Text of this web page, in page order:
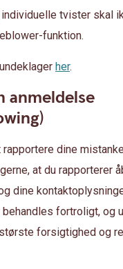
tvister skal
funktion.
her.
anmeldelse
dine
at du rapporterer
dine
fortroligt, og
forsigtighed og